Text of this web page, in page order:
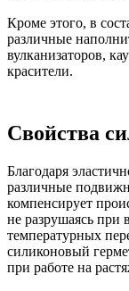
Кроме этого, в
различные
вулканизаторов,
красители.
Свойства
Благодаря
различные
компенсирует
не разрушаясь при
температурных
силиконовый
при работе на